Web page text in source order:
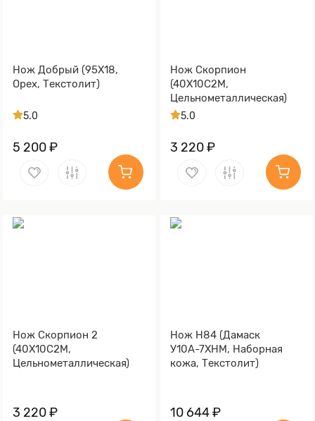
Нож Добрый (95Х18,
Орех, Текстолит)
5.0
5 200 ₽
Нож Скорпион
(40Х10С2М,
Цельнометаллическая)
5.0
3 220 ₽
Нож Скорпион 2
(40Х10С2М,
Цельнометаллическая)
3 220 ₽
Нож Н84 (Дамаск
У10А-7ХНМ, Наборная
кожа, Текстолит)
10 644 ₽